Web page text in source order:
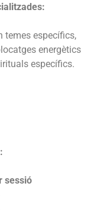
temes específics,
energètics
específics.
sessió